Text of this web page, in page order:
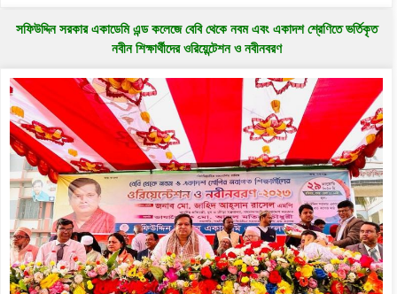
সফিউদ্দিন সরকার একাডেমি এন্ড কলেজে বেবি থেকে নবম এবং একাদশ শ্রেণিতে ভর্তিকৃত
নবীন শিক্ষার্থীদের ওরিয়েন্টেশন ও নবীনবরণ